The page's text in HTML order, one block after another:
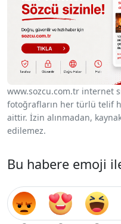
www.sozcu.com.tr internet
fotoğrafların her türlü telif
aittir. İzin alınmadan,
edilemez.
Bu habere emoji